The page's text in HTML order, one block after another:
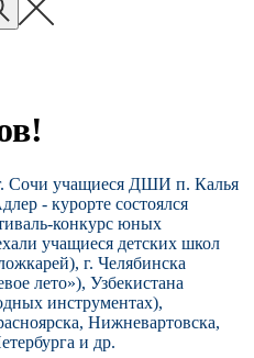
Сочи учащиеся ДШИ п. Калья
- курорте состоялся
конкурс юных
учащиеся детских школ
г. Челябинска
лето»), Узбекистана
инструментах),
Нижневартовска,
и др.